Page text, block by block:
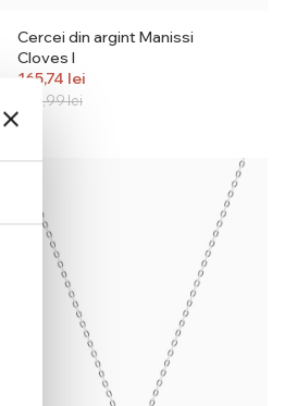
Cercei din argint Manissi
Cloves I
194,99lei
165,74 lei